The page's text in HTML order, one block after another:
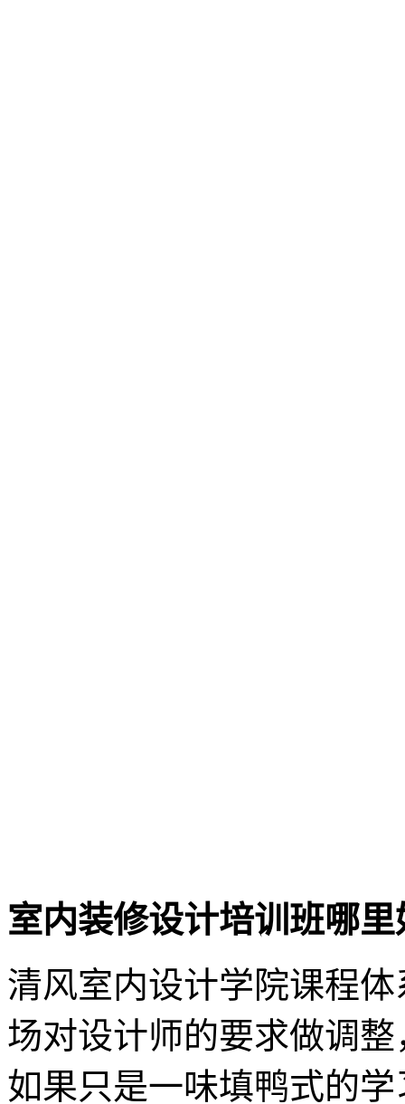
室内装修设计培训班哪里
清风室内设计学院课程
场对设计师的要求做调
如果只是一味填鸭式的